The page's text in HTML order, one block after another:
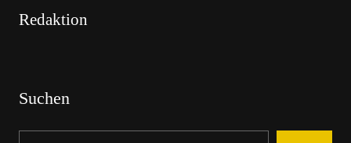
Redaktion
Suchen